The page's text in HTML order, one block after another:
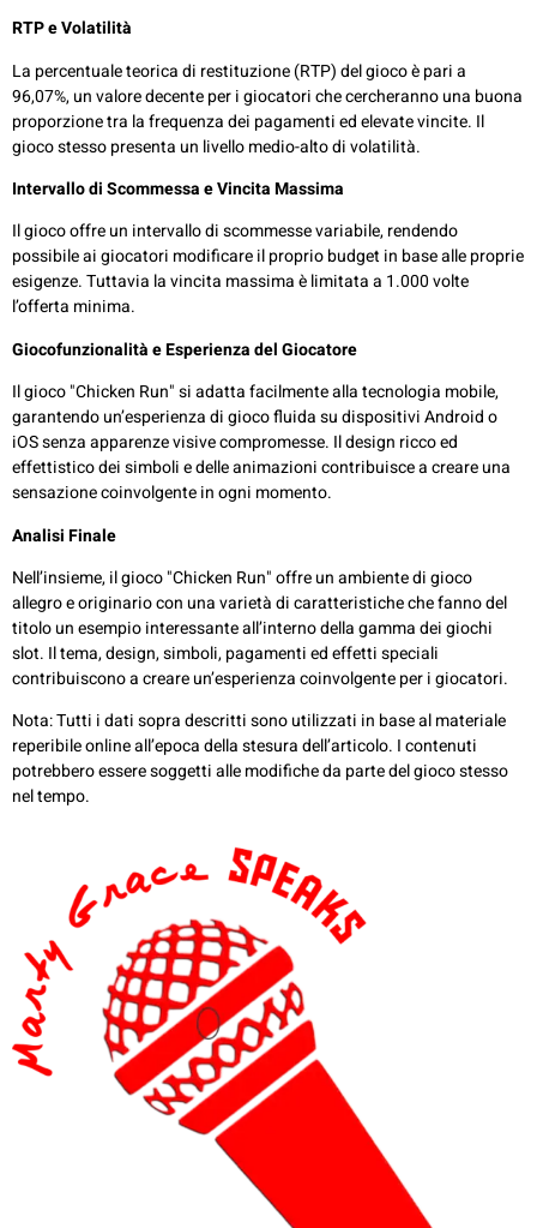
RTP e Volatilità
La percentuale teorica di restituzione (RTP) del gioco è pari a
96,07%, un valore decente per i giocatori che cercheranno una buona
proporzione tra la frequenza dei pagamenti ed elevate vincite. Il
gioco stesso presenta un livello medio-alto di volatilità.
Intervallo di Scommessa e Vincita Massima
Il gioco offre un intervallo di scommesse variabile, rendendo
possibile ai giocatori modificare il proprio budget in base alle proprie
esigenze. Tuttavia la vincita massima è limitata a 1.000 volte
l’offerta minima.
Giocofunzionalità e Esperienza del Giocatore
Il gioco "Chicken Run" si adatta facilmente alla tecnologia mobile,
garantendo un’esperienza di gioco fluida su dispositivi Android o
iOS senza apparenze visive compromesse. Il design ricco ed
effettistico dei simboli e delle animazioni contribuisce a creare una
sensazione coinvolgente in ogni momento.
Analisi Finale
Nell’insieme, il gioco "Chicken Run" offre un ambiente di gioco
allegro e originario con una varietà di caratteristiche che fanno del
titolo un esempio interessante all’interno della gamma dei giochi
slot. Il tema, design, simboli, pagamenti ed effetti speciali
contribuiscono a creare un’esperienza coinvolgente per i giocatori.
Nota: Tutti i dati sopra descritti sono utilizzati in base al materiale
reperibile online all’epoca della stesura dell’articolo. I contenuti
potrebbero essere soggetti alle modifiche da parte del gioco stesso
nel tempo.